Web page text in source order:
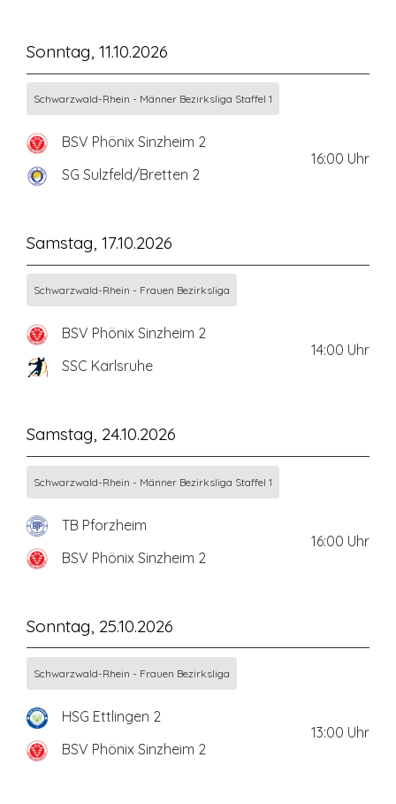
Sonntag, 11.10.2026
Schwarzwald-Rhein - Männer Bezirksliga Staffel 1
BSV Phönix Sinzheim 2
SG Sulzfeld/Bretten 2
16:00 Uhr
Samstag, 17.10.2026
Schwarzwald-Rhein - Frauen Bezirksliga
BSV Phönix Sinzheim 2
SSC Karlsruhe
14:00 Uhr
Samstag, 24.10.2026
Schwarzwald-Rhein - Männer Bezirksliga Staffel 1
TB Pforzheim
BSV Phönix Sinzheim 2
16:00 Uhr
Sonntag, 25.10.2026
Schwarzwald-Rhein - Frauen Bezirksliga
HSG Ettlingen 2
BSV Phönix Sinzheim 2
13:00 Uhr